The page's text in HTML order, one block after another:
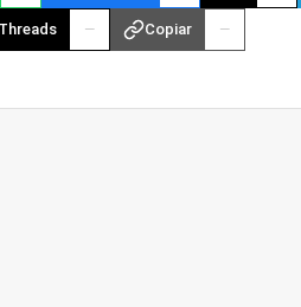
Threads Copiar